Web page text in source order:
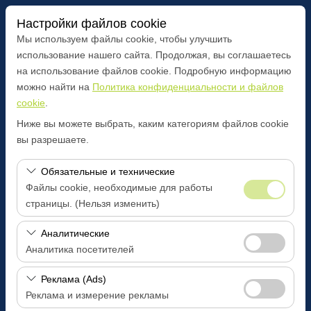
Настройки файлов cookie
Мы используем файлы cookie, чтобы улучшить
использование нашего сайта. Продолжая, вы соглашаетесь
на использование файлов cookie. Подробную информацию
можно найти на Политика конфиденциальности и файлов
cookie
Ниже вы можете выбрать, каким категориям файлов cookie
вы разрешаете.
Обязательные и технические
Файлы cookie, необходимые для работы
страницы. (Нельзя изменить)
Эти файлы cookie необходимы для корректной
работы сайта, безопасности, управления сеансами и
базовых функций. Их нельзя отключить.
Аналитические
Аналитика посетителей
Эти файлы cookie позволяют нам анализировать, как
используется наш сайт (количество посетителей,
самые посещаемые страницы, поведение
Реклама (Ads)
Реклама и измерение рекламы
Чувствительный элемент
Bilecik Главный офис
Указать другое место возврата машины
09:00